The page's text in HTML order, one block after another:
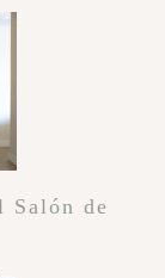
Salón de